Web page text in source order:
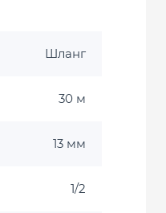
Шланг
30 м
13 мм
1/2